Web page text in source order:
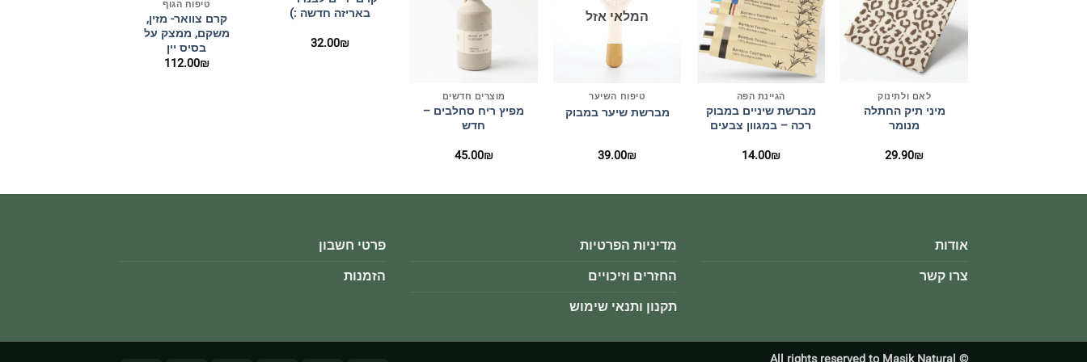
לאם ולתינוק
מיני תיק החתלה
מנומר
29.90₪
הגיינת הפה
מברשת שיניים במבוק
רכה – במגוון צבעים
14.00₪
המלאי אזל
טיפוח השיער
מברשת שיער במבוק
39.00₪
מוצרים חדשים
מפיץ ריח סחלבים –
חדש
45.00₪
באריזה חדשה :)
32.00₪
טיפוח הגוף
קרם צוואר- מזין,
משקם, ממצק על
בסיס יין
112.00₪
אודות
צרו קשר
מדיניות הפרטיות
החזרים וזיכויים
תקנון ותנאי שימוש
פרטי חשבון
הזמנות